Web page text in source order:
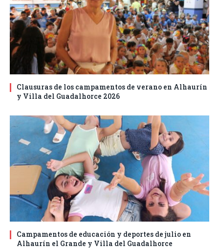
Clausuras de los campamentos de verano en Alhaurín
y Villa del Guadalhorce 2026
Campamentos de educación y deportes de julio en
Alhaurín el Grande y Villa del Guadalhorce